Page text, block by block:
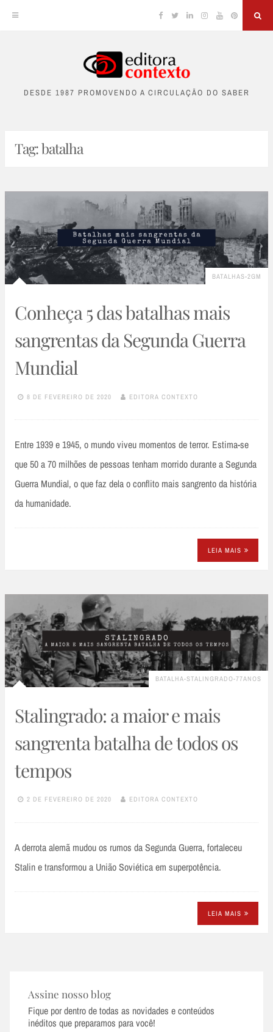
content
Facebook
TwitterLinkedinInstagram
YouTubePinterest
DESDE 1987 PROMOVENDO A CIRCULAÇÃO DO SABER
Tag:batalha
BATALHAS-2GM
Conheça 5 das batalhas mais
sangrentas da Segunda Guerra
Mundial
8 DE FEVEREIRO DE 2020 EDITORA CONTEXTO
Entre 1939 e 1945, o mundo viveu momentos de terror. Estima-se
que 50 a 70 milhões de pessoas tenham morrido durante a Segunda
Guerra Mundial, o que faz dela o conflito mais sangrento da história
da humanidade.
LEIA MAIS
BATALHA-STALINGRADO-77ANOS
Stalingrado: a maior e mais
sangrenta batalha de todos os
tempos
2 DE FEVEREIRO DE 2020 EDITORA CONTEXTO
A derrota alemã mudou os rumos da Segunda Guerra, fortaleceu
Stalin e transformou a União Soviética em superpotência.
LEIA MAIS
Assine nosso blog
Fique por dentro de todas as novidades e conteúdos
inéditos que preparamos para você!